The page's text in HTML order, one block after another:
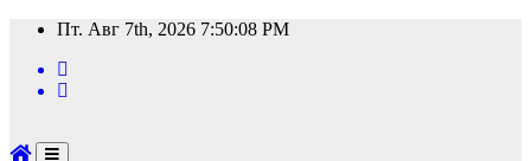
Перейти
содержимому
Пт. Авг 7th, 2026 7:50:09 PM